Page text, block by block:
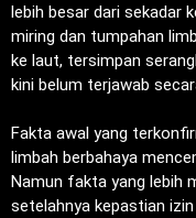
lebih besar dari sekadar
miring dan tumpahan
ke laut, tersimpan
kini belum terjawab
‎Fakta awal yang
limbah berbahaya
‎Namun fakta yang lebih
setelahnya kepastian